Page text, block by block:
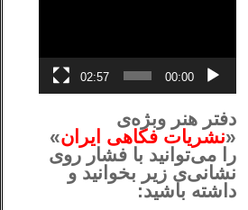
00:00
02:57
دفتر هنر وبژه‌ی
«نشریات فکاهی ایران»
را می‌توانید با فشار روی
نشانی‌ی زیر بخوانید و
داشته باشید: